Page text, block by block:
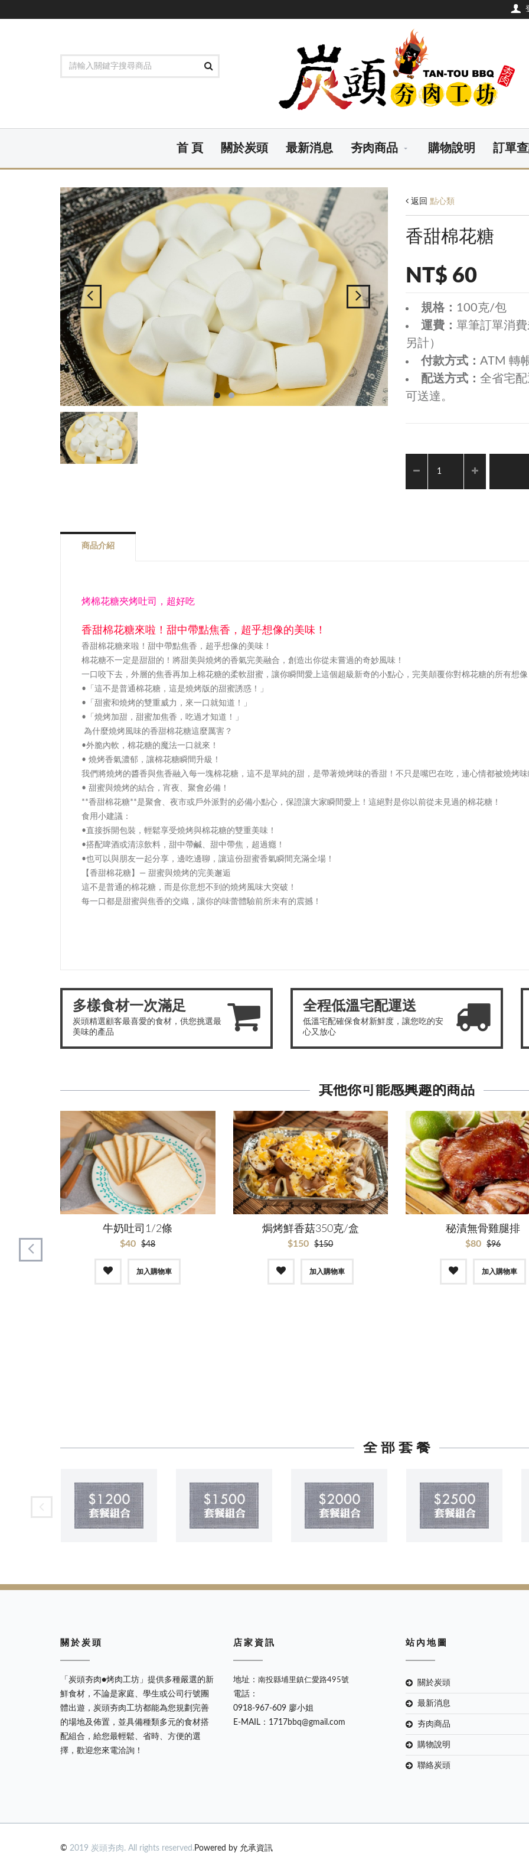
首 頁 關於炭頭 最新消息 夯肉商品 購物說明 訂單
返回 點心類
香甜棉花糖
NT$ 60
規格： 100克/包
運費： 單筆訂單消
另計）
付款方式： ATM 轉
配送方式： 全省宅
可送達。
商品介紹
烤棉花糖夾烤吐司，超好吃
香甜棉花糖來啦！甜中帶點焦香，超乎想像的美味！
香甜棉花糖來啦！甜中帶點焦香，超乎想像的美味！
棉花糖不一定是甜甜的！將甜美與燒烤的香氣完美融合，創造出你從未嘗過的奇妙風味！
一口咬下去，外層的焦香再加上棉花糖的柔軟甜蜜，讓你瞬間愛上這個超級新奇的小點心，完美顛覆你對棉花糖的所有想像
•「這不是普通棉花糖，這是燒烤版的甜蜜誘惑！」
•「甜蜜和燒烤的雙重威力，來一口就知道！」
•「燒烤加甜，甜蜜加焦香，吃過才知道！」
為什麼燒烤風味的香甜棉花糖這麼厲害？
•外脆內軟，棉花糖的魔法一口就來！
• 燒烤香氣濃郁，讓棉花糖瞬間升級！
我們將燒烤的醬香與焦香融入每一塊棉花糖，這不是單純的甜，是帶著燒烤味的香甜！不只是嘴巴在吃，連心情都被燒烤味
• 甜蜜與燒烤的結合，宵夜、聚會必備！
**香甜棉花糖**是聚會、夜市或戶外派對的必備小點心，保證讓大家瞬間愛上！這絕對是你以前從未見過的棉花糖！
食用小建議：
•直接拆開包裝，輕鬆享受燒烤與棉花糖的雙重美味！
•搭配啤酒或清涼飲料，甜中帶鹹、甜中帶焦，超過癮！
•也可以與朋友一起分享，邊吃邊聊，讓這份甜蜜香氣瞬間充滿全場！
【香甜棉花糖】— 甜蜜與燒烤的完美邂逅
這不是普通的棉花糖，而是你意想不到的燒烤風味大突破！
每一口都是甜蜜與焦香的交織，讓你的味蕾體驗前所未有的震撼！
多樣食材一次滿足
炭頭精選顧客最喜愛的食材，供您挑選最
美味的產品
全程低溫宅配運送
低溫宅配確保食材新鮮度，讓您吃的安
心又放心
其他你可能感興趣的商品
牛奶吐司1/2條
$40 $48
加入購物車
焗烤鮮香菇350克/盒
$150 $150
加入購物車
秘漬無骨雞腿排
$80 $96
加入購物車
全 部 套 餐
關 於 炭 頭
「炭頭夯肉●烤肉工坊」提供多種嚴選的新
鮮食材，不論是家庭、學生或公司行號團
體出遊，炭頭夯肉工坊都能為您規劃完善
的場地及佈置，並具備種類多元的食材搭
配組合，給您最輕鬆、省時、方便的選
擇，歡迎您來電洽詢！
店 家 資 訊
地址： 南投縣埔里鎮仁愛路495號
電話：
0918-967-609 廖小姐
E-MAIL：1717bbq@gmail.com
站 內 地 圖
關於炭頭
最新消息
夯肉商品
購物說明
聯絡炭頭
© 2019 炭頭夯肉. All rights reserved.Powered by 允承資訊